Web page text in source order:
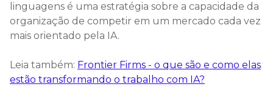
linguagens é uma estratégia sobre a capacidade da
organização de competir em um mercado cada vez
mais orientado pela IA.
Leia também: Frontier Firms - o que são e como elas
estão transformando o trabalho com IA?